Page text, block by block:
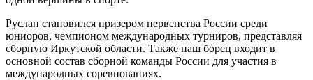
Руслан становился призером первенства России среди
юниоров, чемпионом международных турниров, представляя
сборную Иркутской области. Также наш борец входит в
основной состав сборной команды России для участия в
международных соревнованиях.